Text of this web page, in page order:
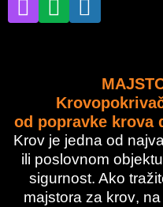
od popravke krova
Krov je jedna od
ili poslovnom
sigurnost. Ako
majstora za krov,